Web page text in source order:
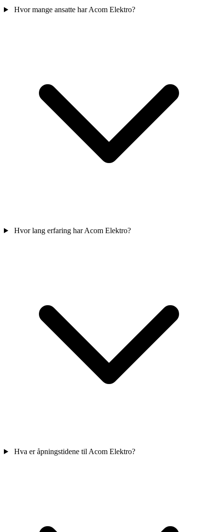
Hvor mange ansatte har Acom Elektro?
Hvor lang erfaring har Acom Elektro?
Hva er åpningstidene til Acom Elektro?